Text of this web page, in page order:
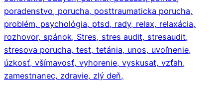
poradenstvo, porucha, posttraumaticka porucha,
problém, psychológia, ptsd, rady, relax, relaxácia,
rozhovor, spánok, Stres, stres audit, stresaudit,
stresova porucha, test, tetánia, unos, uvoľnenie,
úzkosť, všímavosť, vyhorenie, vyskusat, vzťah,
zamestnanec, zdravie, zlý deň,